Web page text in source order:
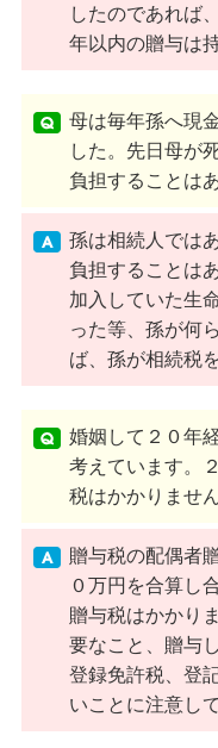
したのであれば
年以内の贈与は
母は毎年孫へ現
した。先日母が
負担することは
孫は相続人では
負担することは
加入していた生
った等、孫が何
ば、孫が相続税
婚姻して２０年
考えています。
税はかかりませ
贈与税の配偶者
０万円を合算し
贈与税はかかり
要なこと、贈与
登録免許税、登
いことに注意し